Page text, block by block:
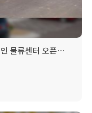
물류센터 오픈…